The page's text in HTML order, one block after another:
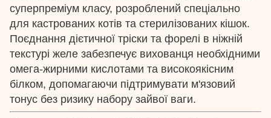
суперпреміум класу, розроблений спеціально
для кастрованих котів та стерилізованих кішок.
Поєднання дієтичної тріски та форелі в ніжній
текстурі желе забезпечує вихованця необхідними
омега-жирними кислотами та високоякісним
білком, допомагаючи підтримувати м'язовий
тонус без ризику набору зайвої ваги.